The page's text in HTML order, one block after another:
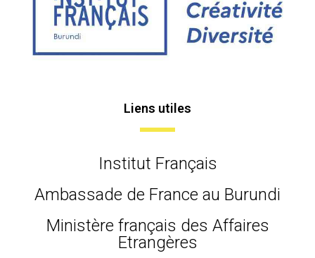
Liens utiles
Institut Français
Ambassade de France au Burundi
Ministère français des Affaires
Etrangères